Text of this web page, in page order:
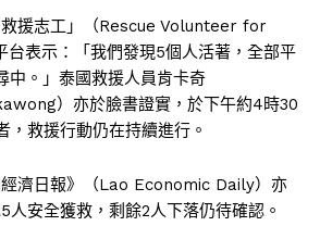
援志工」（Rescue Volunteer for
表示：「我們發現5個人活著，全部平
中。」泰國救援人員肯卡奇
）亦於臉書證實，於下午約4時30
，救援行動仍在持續進行。
濟日報》（Lao Economic Daily）亦
人安全獲救，剩餘2人下落仍待確認。